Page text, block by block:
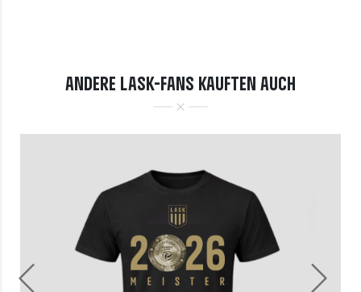
ANDERE LASK-FANS KAUFTEN AUCH